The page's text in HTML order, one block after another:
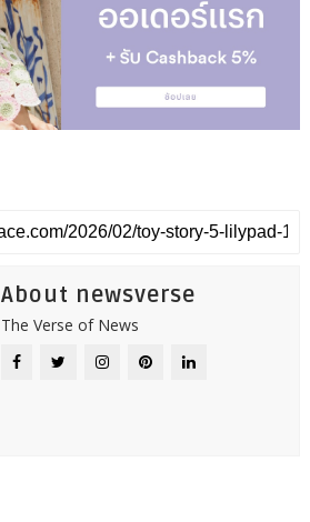
About newsverse
The Verse of News